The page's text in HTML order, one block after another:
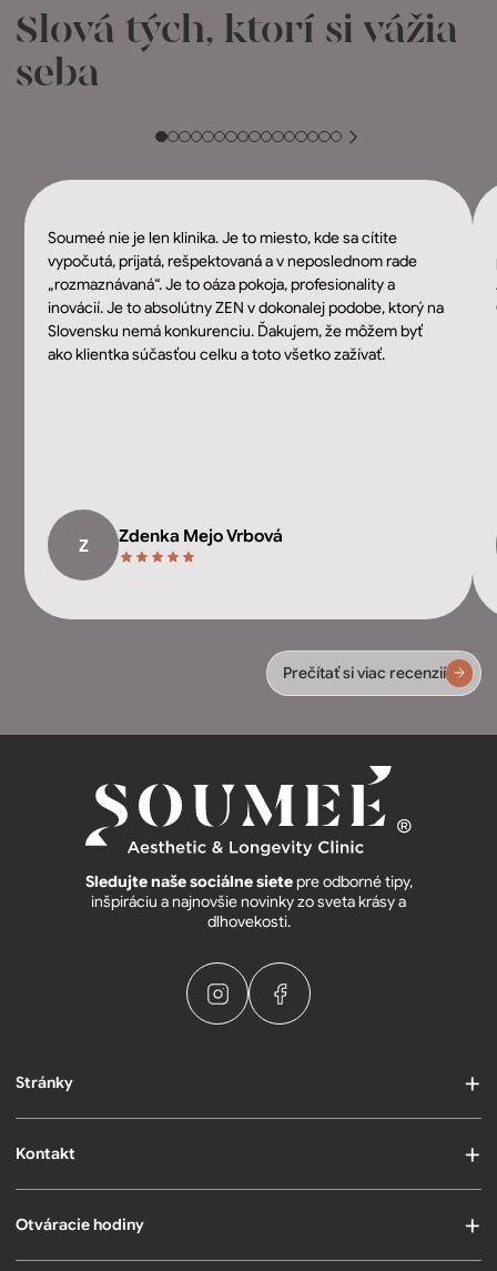
Slová tých, ktorí si vážia
seba
Soumeé nie je len klinika. Je to miesto, kde sa cítite
vypočutá, prijatá, rešpektovaná a v neposlednom rade
„rozmaznávaná“. Je to oáza pokoja, profesionality a
inovácií. Je to absolútny ZEN v dokonalej podobe, ktorý na
Slovensku nemá konkurenciu. Ďakujem, že môžem byť
ako klientka súčasťou celku a toto všetko zažívať.
Z Zdenka Mejo Vrbová
Prečítať si viac recenzií
Sledujte naše sociálne sietepre odborné tipy,
inšpiráciu a najnovšie novinky zo sveta krásy a
dlhovekosti.
Stránky
Kontakt
Otváracie hodiny